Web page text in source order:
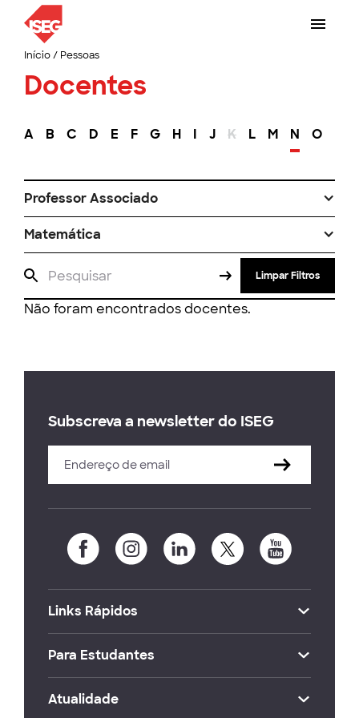
Início/ Pessoas
Docentes
A B C D E F G H I J K L M N O
Professor Associado
Matemática
Limpar Filtros
Não foram encontrados docentes.
Subscreva a newsletter do ISEG
Links Rápidos
Para Estudantes
Atualidade